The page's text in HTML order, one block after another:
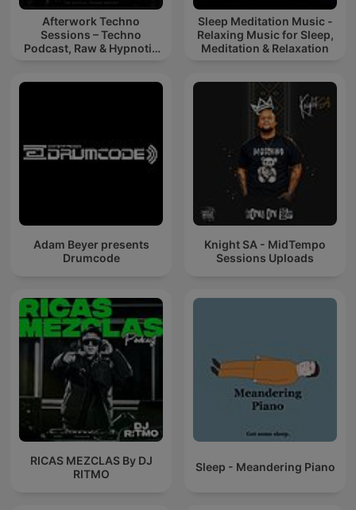
Afterwork Techno
Sessions – Techno
Podcast, Raw & Hypnotic
Sleep Meditation Music -
Relaxing Music for Sleep,
Meditation & Relaxation
Adam Beyer presents
Drumcode
Knight SA - MidTempo
Sessions Uploads
RICAS MEZCLAS By DJ
RITMO
Sleep - Meandering Piano